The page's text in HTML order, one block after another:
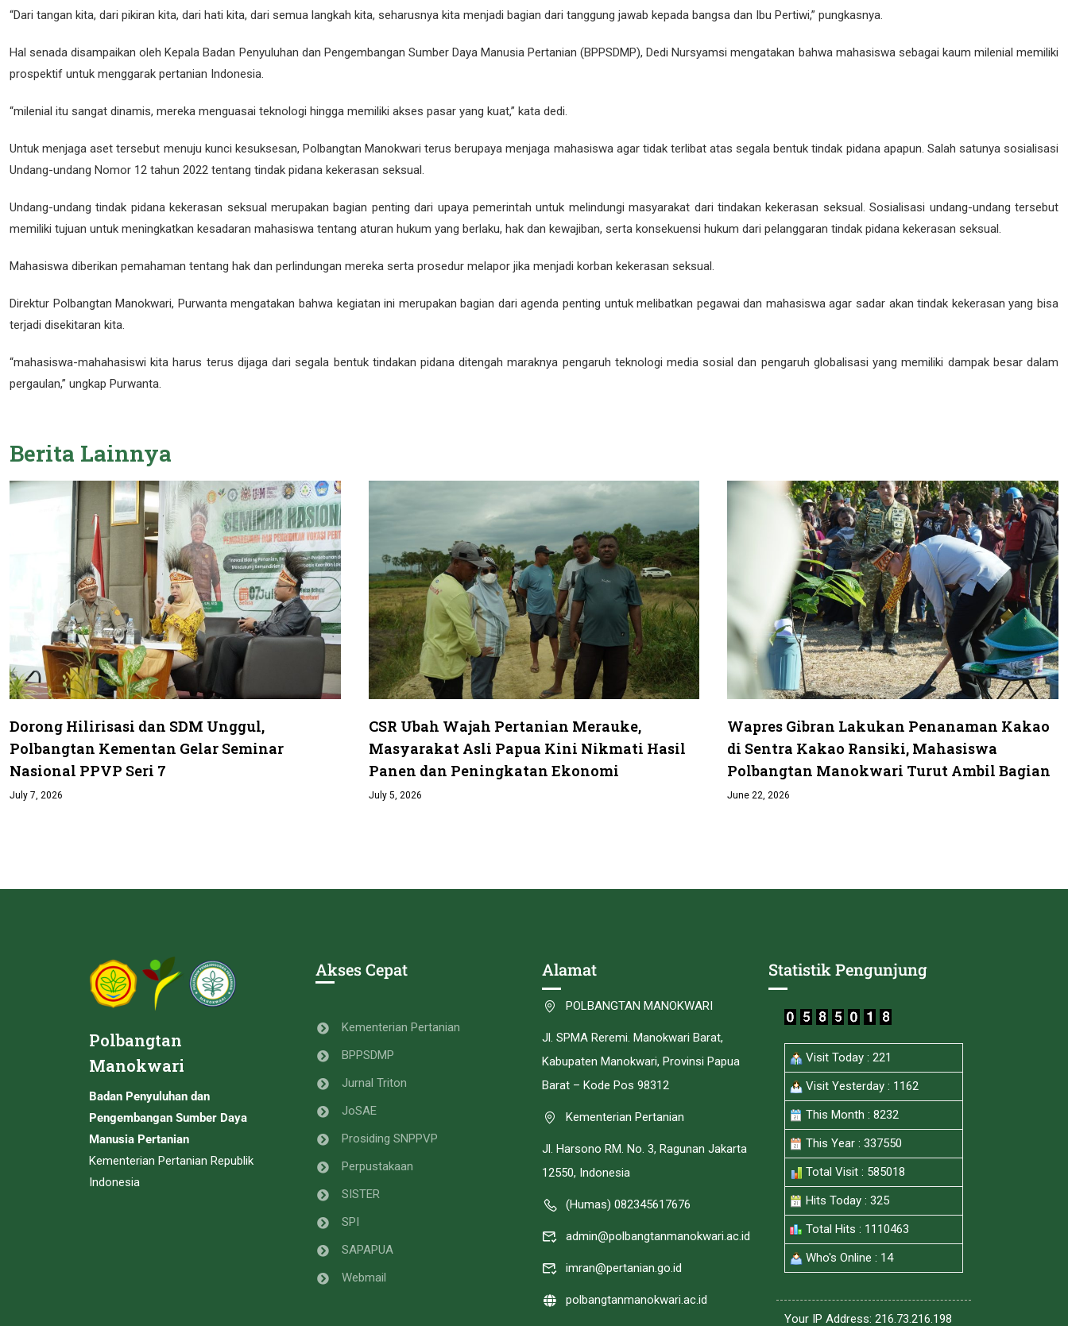
“Dari tangan kita, dari pikiran kita, dari hati kita, dari semua langkah kita, seharusnya kita menjadi bagian dari tanggung jawab kepada bangsa dan Ibu Pertiwi,” pungkasnya.
Hal senada disampaikan oleh Kepala Badan Penyuluhan dan Pengembangan Sumber Daya Manusia Pertanian (BPPSDMP), Dedi Nursyamsi mengatakan bahwa mahasiswa sebagai kaum milenial memiliki
prospektif untuk menggarak pertanian Indonesia.
“milenial itu sangat dinamis, mereka menguasai teknologi hingga memiliki akses pasar yang kuat,” kata dedi.
Untuk menjaga aset tersebut menuju kunci kesuksesan, Polbangtan Manokwari terus berupaya menjaga mahasiswa agar tidak terlibat atas segala bentuk tindak pidana apapun. Salah satunya sosialisasi
Undang-undang Nomor 12 tahun 2022 tentang tindak pidana kekerasan seksual.
Undang-undang tindak pidana kekerasan seksual merupakan bagian penting dari upaya pemerintah untuk melindungi masyarakat dari tindakan kekerasan seksual. Sosialisasi undang-undang tersebut
memiliki tujuan untuk meningkatkan kesadaran mahasiswa tentang aturan hukum yang berlaku, hak dan kewajiban, serta konsekuensi hukum dari pelanggaran tindak pidana kekerasan seksual.
Mahasiswa diberikan pemahaman tentang hak dan perlindungan mereka serta prosedur melapor jika menjadi korban kekerasan seksual.
Direktur Polbangtan Manokwari, Purwanta mengatakan bahwa kegiatan ini merupakan bagian dari agenda penting untuk melibatkan pegawai dan mahasiswa agar sadar akan tindak kekerasan yang bisa
terjadi disekitaran kita.
“mahasiswa-mahahasiswi kita harus terus dijaga dari segala bentuk tindakan pidana ditengah maraknya pengaruh teknologi media sosial dan pengaruh globalisasi yang memiliki dampak besar dalam
pergaulan,” ungkap Purwanta.
Berita Lainnya
Dorong Hilirisasi dan SDM Unggul,
Polbangtan Kementan Gelar Seminar
Nasional PPVP Seri 7
July 7, 2026
CSR Ubah Wajah Pertanian Merauke,
Masyarakat Asli Papua Kini Nikmati Hasil
Panen dan Peningkatan Ekonomi
July 5, 2026
Wapres Gibran Lakukan Penanaman Kakao
di Sentra Kakao Ransiki, Mahasiswa
Polbangtan Manokwari Turut Ambil Bagian
June 22, 2026
Polbangtan
Manokwari
Badan Penyuluhan dan
Pengembangan Sumber Daya
Manusia Pertanian
Kementerian Pertanian Republik
Indonesia
Akses Cepat
Kementerian Pertanian
BPPSDMP
Jurnal Triton
JoSAE
Prosiding SNPPVP
Perpustakaan
SISTER
SPI
SAPAPUA
Webmail
Alamat
POLBANGTAN MANOKWARI
Jl. SPMA Reremi. Manokwari Barat,
Kabupaten Manokwari, Provinsi Papua
Barat – Kode Pos 98312
Kementerian Pertanian
Jl. Harsono RM. No. 3, Ragunan Jakarta
12550, Indonesia
(Humas) 082345617676
admin@polbangtanmanokwari.ac.id
imran@pertanian.go.id
polbangtanmanokwari.ac.id
Statistik Pengunjung
Visit Today : 221
Visit Yesterday : 1162
This Month : 8232
This Year : 337550
Total Visit : 585018
Hits Today : 325
Total Hits : 1110463
Who's Online : 14
Your IP Address: 216.73.216.198